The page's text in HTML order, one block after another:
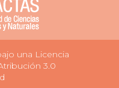
una Licencia
3.0